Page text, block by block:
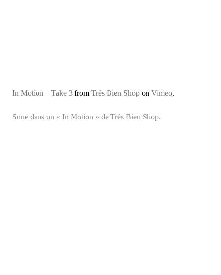
In Motion – Take 3 from Très Bien Shop on Vimeo.
Sune dans un « In Motion » de Très Bien Shop.